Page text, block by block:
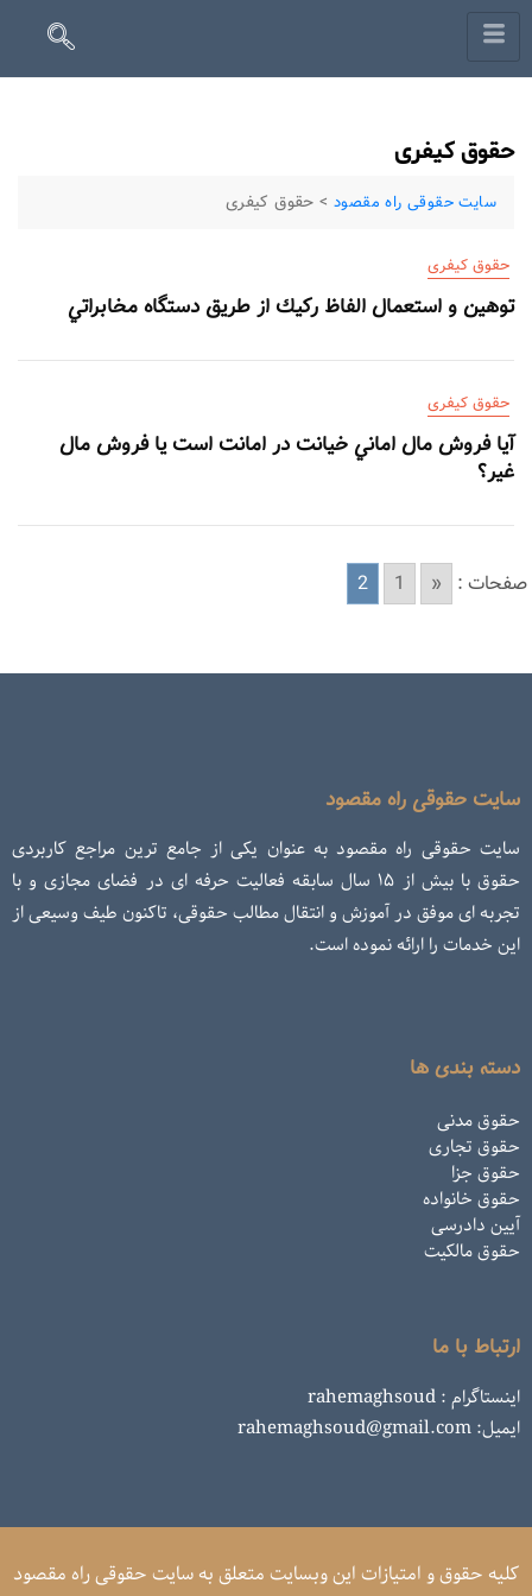
حقوق کیفری
سایت حقوقی راه مقصود > حقوق کیفری
حقوق کیفری
توهين و استعمال الفاظ ركيك از طريق دستگاه مخابراتي
حقوق کیفری
آيا فروش مال اماني خيانت در امانت است يا فروش مال
غير؟
صفحات : «
1
2
سایت حقوقی راه مقصود
سایت حقوقی راه مقصود به عنوان یکی از جامع ترین مراجع کاربردی
حقوق با بیش از ۱۵ سال سابقه فعالیت حرفه ای در فضای مجازی و با
تجربه ای موفق در آموزش و انتقال مطالب حقوقی، تاکنون طیف وسیعی از
این خدمات را ارائه نموده است.
دسته بندی ها
حقوق مدنی
حقوق تجاری
حقوق جزا
حقوق خانواده
آیین دادرسی
حقوق مالکیت
ارتباط با ما
اینستاگرام : rahemaghsoud
ایمیل: rahemaghsoud@gmail.com
کلیه حقوق و امتیازات این وبسایت متعلق به سایت حقوقی راه مقصود